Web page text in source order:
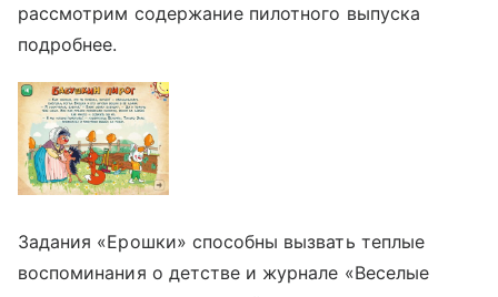
рассмотрим содержание пилотного выпуска
подробнее.
Задания «Ерошки» способны вызвать теплые
воспоминания о детстве и журнале «Веселые